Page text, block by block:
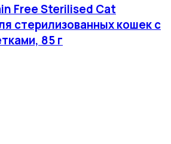
Free Sterilised Cat
стерилизованных кошек с
85 г